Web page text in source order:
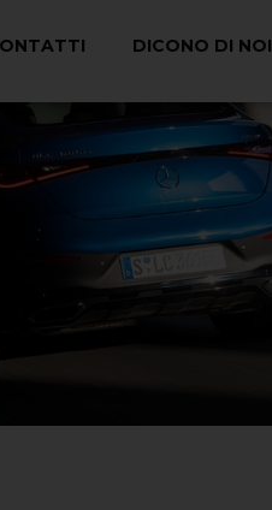
DICONO DI NOI